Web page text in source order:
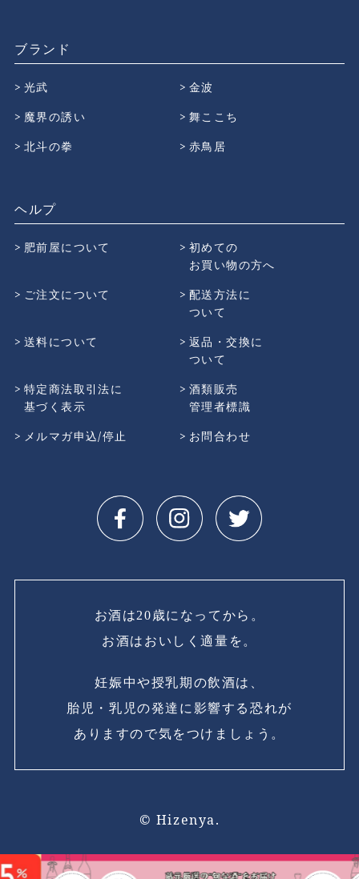
ブランド
光武
金波
魔界の誘い
舞ここち
北斗の拳
赤鳥居
ヘルプ
肥前屋について
初めての
お買い物の方へ
ご注文について
配送方法に
ついて
送料について
返品・交換に
ついて
特定商法取引法に
基づく表示
酒類販売
管理者標識
メルマガ申込/停止
お問合わせ
お酒は20歳になってから。
お酒はおいしく適量を。
妊娠中や授乳期の飲酒は、
胎児・乳児の発達に影響する恐れが
ありますので気をつけましょう。
© Hizenya.